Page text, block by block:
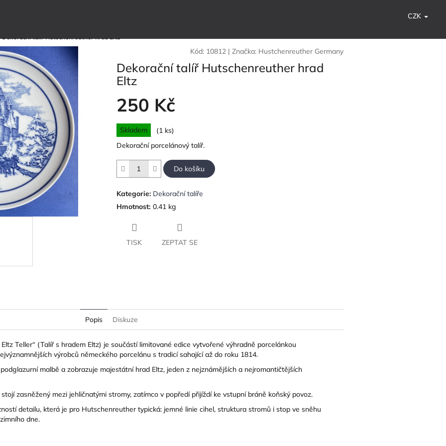
CZK
Kód: 10812 | Značka: Hustchenreuther Germany
Dekorační talíř Hutschenreuther hrad
Eltz
250 Kč
Měrná
cena:
Skladem
(1 ks)
Dekorační porcelánový talíř.
Do košíku
Kategorie: Dekorační talíře
Hmotnost: 0.41 kg
TISK ZEPTAT SE
Popis Diskuze
Teller“ (Talíř s hradem Eltz) je součástí limitované edice vytvořené výhradně porcelánkou
výrobců německého porcelánu s tradicí sahající až do roku 1814.
malbě a zobrazuje majestátní hrad Eltz, jeden z nejznámějších a nejromantičtějších
zasněžený mezi jehličnatými stromy, zatímco v popředí přijíždí ke vstupní bráně koňský povoz.
detailu, která je pro Hutschenreuther typická: jemné linie cihel, struktura stromů i stop ve sněhu
dne.